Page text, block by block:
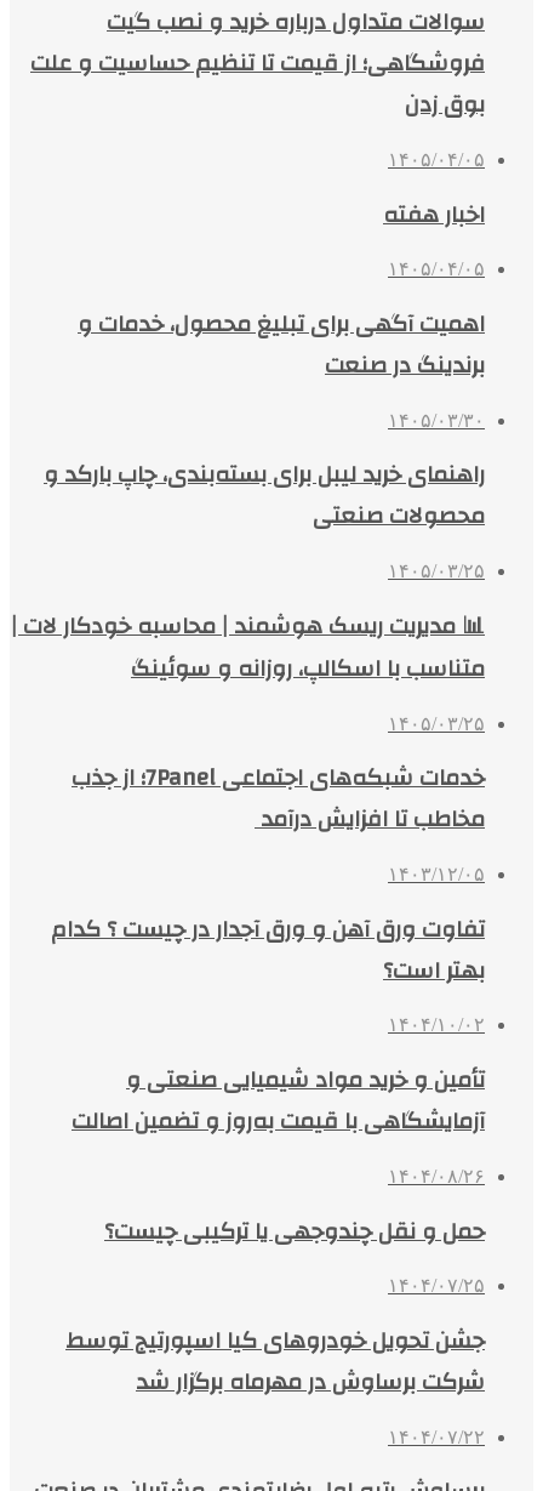
سوالات متداول درباره خرید و نصب گیت
فروشگاهی؛ از قیمت تا تنظیم حساسیت و علت
بوق زدن
۱۴۰۵/۰۴/۰۵
اخبار هفته
۱۴۰۵/۰۴/۰۵
اهمیت آگهی برای تبلیغ محصول، خدمات و
برندینگ در صنعت
۱۴۰۵/۰۳/۳۰
راهنمای خرید لیبل برای بسته‌بندی، چاپ بارکد و
محصولات صنعتی
۱۴۰۵/۰۳/۲۵
📊 مدیریت ریسک هوشمند | محاسبه خودکار لات |
متناسب با اسکالپ، روزانه و سوئینگ
۱۴۰۵/۰۳/۲۵
خدمات شبکه‌های اجتماعی 7Panel؛ از جذب
مخاطب تا افزایش درآمد
۱۴۰۳/۱۲/۰۵
تفاوت ورق آهن و ورق آجدار در چیست ؟ کدام
بهتر است؟
۱۴۰۴/۱۰/۰۲
تأمین و خرید مواد شیمیایی صنعتی و
آزمایشگاهی با قیمت به‌روز و تضمین اصالت
۱۴۰۴/۰۸/۲۶
حمل و نقل چندوجهی یا ترکیبی چیست؟
۱۴۰۴/۰۷/۲۵
جشن تحویل خودروهای کیا اسپورتیج توسط
شرکت برساوش در مهرماه برگزار شد
۱۴۰۴/۰۷/۲۲